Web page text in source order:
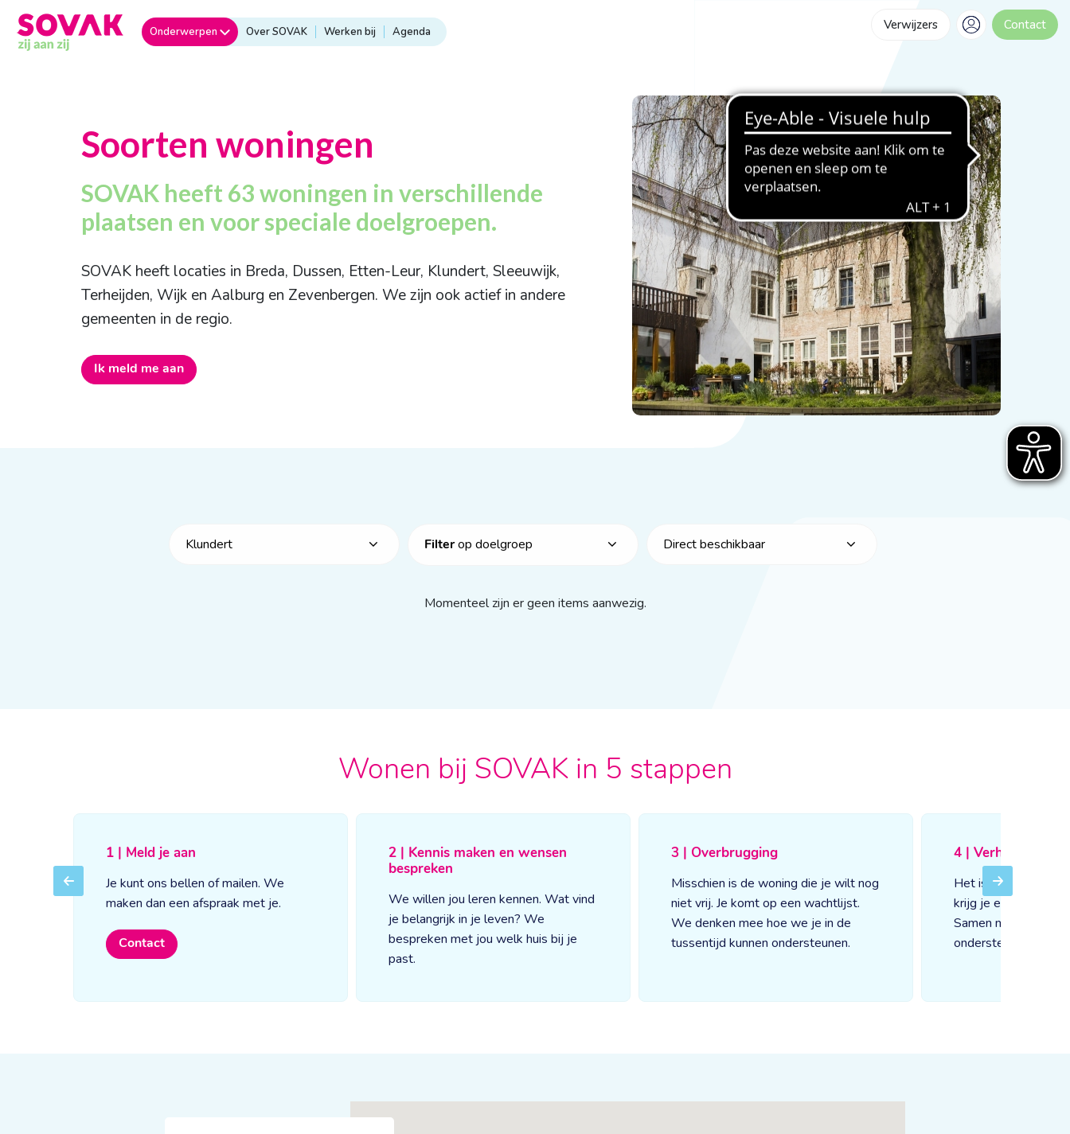
Onderwerpen Over SOVAK Werken bij Agenda Verwijzers Contact
Soorten woningen
SOVAK heeft 63 woningen in verschillende
plaatsen en voor speciale doelgroepen.
SOVAK heeft locaties in Breda, Dussen, Etten-Leur, Klundert, Sleeuwijk,
Terheijden, Wijk en Aalburg en Zevenbergen. We zijn ook actief in andere
gemeenten in de regio.
Ik meld me aan
Klundert Filterop doelgroep Direct beschikbaar
Momenteel zijn er geen items aanwezig.
Wonen bij SOVAK in 5 stappen
Previous
1 | Meld je aan
Je kunt ons bellen of mailen. We
maken dan een afspraak met je.
Contact
2 | Kennis maken en wensen
bespreken
We willen jou leren kennen. Wat vind
je belangrijk in je leven? We
bespreken met jou welk huis bij je
past.
3 | Overbrugging
Misschien is de woning die je wilt nog
niet vrij. Je komt op een wachtlijst.
We denken mee hoe we je in de
tussentijd kunnen ondersteunen.
4 | Verhuizen
Het is zover! Als je
krijg je een
Samen maken jullie
ondersteuning.
Next